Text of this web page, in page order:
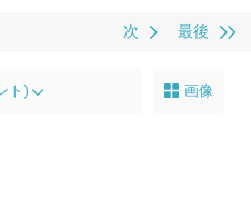
最後
次
ト) 画像